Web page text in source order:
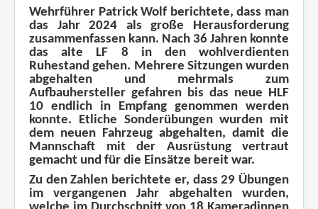
Wehrführer Patrick Wolf berichtete, dass man
das Jahr 2024 als große Herausforderung
zusammenfassen kann. Nach 36 Jahren konnte
das alte LF 8 in den wohlverdienten
Ruhestand gehen. Mehrere Sitzungen wurden
abgehalten und mehrmals zum
Aufbauhersteller gefahren bis das neue HLF
10 endlich in Empfang genommen werden
konnte. Etliche Sonderübungen wurden mit
dem neuen Fahrzeug abgehalten, damit die
Mannschaft mit der Ausrüstung vertraut
gemacht und für die Einsätze bereit war.
Zu den Zahlen berichtete er, dass 29 Übungen
im vergangenen Jahr abgehalten wurden,